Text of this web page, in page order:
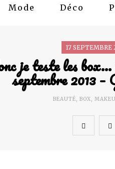
Mode Déco
17 SEPTEMBRE
je teste les
septembre 2013
BEAUTÉ, BOX,